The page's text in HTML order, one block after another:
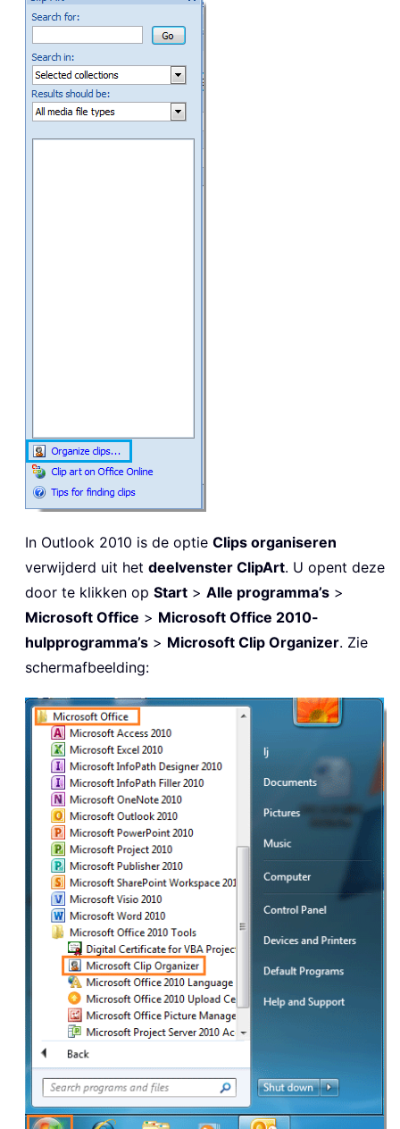
In Outlook 2010 is de optie Clips organiseren
verwijderd uit het deelvenster ClipArt. U opent deze
door te klikken op Start > Alle programma’s >
Microsoft Office > Microsoft Office 2010-
hulpprogramma’s > Microsoft Clip Organizer. Zie
schermafbeelding: